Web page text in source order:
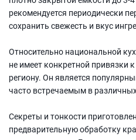
рекомендуется периодически
сохранить свежесть и вкус
Относительно национальной
не имеет конкретной привязки
региону. Он является
часто встречаемым в
Секреты и тонкости
предварительную обработку